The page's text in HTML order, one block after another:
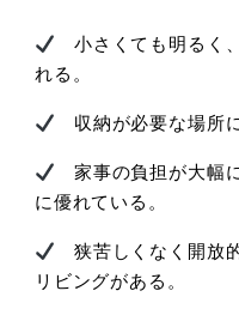
小さくても明るく
れる。
収納が必要な場所
家事の負担が大幅
に優れている。
狭苦しくなく開放
リビングがある。